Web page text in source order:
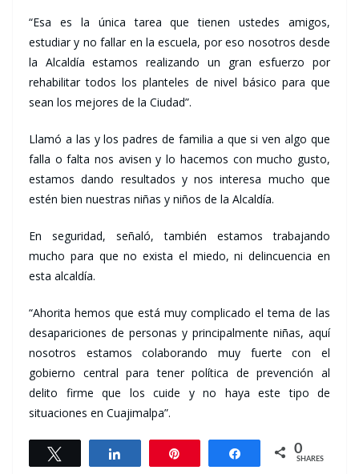
“Esa es la única tarea que tienen ustedes amigos,
estudiar y no fallar en la escuela, por eso nosotros desde
la Alcaldía estamos realizando un gran esfuerzo por
rehabilitar todos los planteles de nivel básico para que
sean los mejores de la Ciudad”.
Llamó a las y los padres de familia a que si ven algo que
falla o falta nos avisen y lo hacemos con mucho gusto,
estamos dando resultados y nos interesa mucho que
estén bien nuestras niñas y niños de la Alcaldía.
En seguridad, señaló, también estamos trabajando
mucho para que no exista el miedo, ni delincuencia en
esta alcaldía.
“Ahorita hemos que está muy complicado el tema de las
desapariciones de personas y principalmente niñas, aquí
nosotros estamos colaborando muy fuerte con el
gobierno central para tener política de prevención al
delito firme que los cuide y no haya este tipo de
situaciones en Cuajimalpa”.
Share 0
SHARES